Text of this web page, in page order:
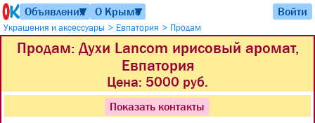
Объявления
▼ О Крыме
▼ Войти
Украшения и аксессуары > Евпатория > Продам
Продам: Духи Lancom ирисовый аромат,
Евпатория
Цена: 5000 руб.
Показать контакты